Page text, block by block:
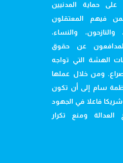
حماية المدنيين
فيهم المعتقلون
والنساء،
عن حقوق
الهشة التي تواجه
ومن خلال عملها
سام إلى أن تكون
فاعلا في الجهود
العدالة ومنع تكرار